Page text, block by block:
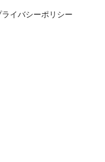
ライバシーポリシー